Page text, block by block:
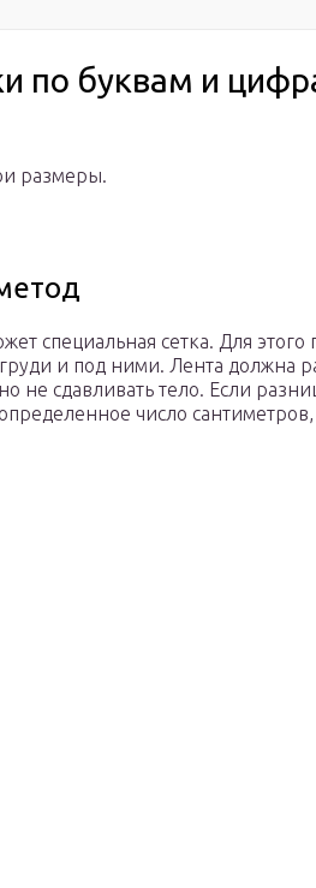
по буквам и
размеры.
специальная сетка. Для этого
и под ними. Лента должна
не сдавливать тело. Если
число